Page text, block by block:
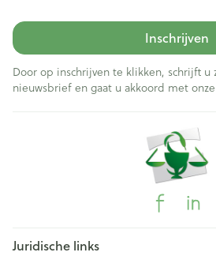
Inschrijven
Door op inschrijven te klikken, schrijft u
nieuwsbrief en gaat u akkoord met onze
Juridische links